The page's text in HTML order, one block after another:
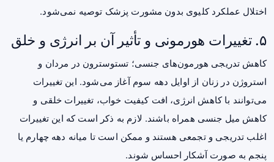
اختلال عملکرد کلیوی بدون مشورت پزشک توصیه نمی‌شود.
۵. تغییرات هورمونی و تأثیر آن بر انرژی و خلق
کاهش تدریجی هورمون‌های جنسی؛ تستوسترون در مردان و
استروژن در زنان از اوایل دهه سوم آغاز می‌شود. این تغییرات
می‌توانند با کاهش انرژی، افت کیفیت خواب، تغییرات خلقی و
کاهش میل جنسی همراه باشند. لازم به ذکر است که این تغییرات
اغلب تدریجی و تجمعی هستند و ممکن است تا میانه دهه چهارم یا
پنجم به صورت آشکار احساس شوند.